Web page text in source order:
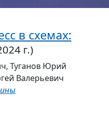
в схемах:
г.)
Туганов Юрий
Валерьевич